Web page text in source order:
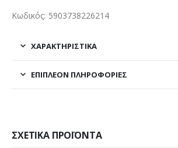
Κωδικός: 5903738226214
ΧΑΡΑΚΤΗΡΙΣΤΙΚΑ
ΕΠΙΠΛΈΟΝ ΠΛΗΡΟΦΟΡΊΕΣ
ΣΧΕΤΙΚΆ ΠΡΟΪΌΝΤΑ